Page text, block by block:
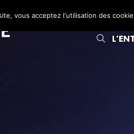
vous acceptez l'utilisation des